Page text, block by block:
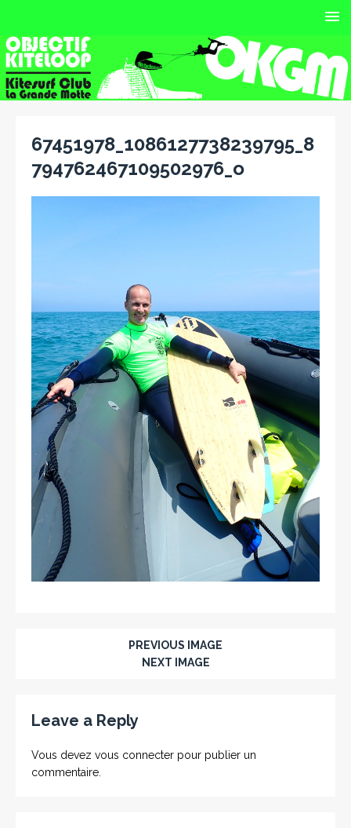
67451978_1086127738239795_8
794762467109502976_o
PREVIOUS IMAGE
NEXT IMAGE
Leave a Reply
Vous devez vous connecter pour publier un
commentaire.